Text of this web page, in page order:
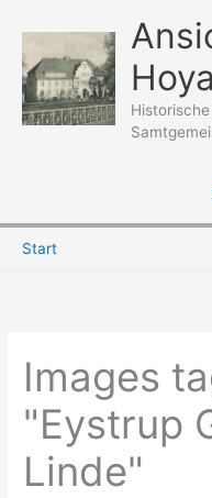
springen
Hoya
Start
Images
"Eystrup
Linde"